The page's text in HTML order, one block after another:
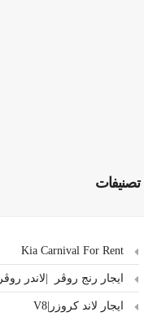
تصنيفات
ايجار رنج روڤر |لاندر روڤر
ايجار لاند كروزر|V8